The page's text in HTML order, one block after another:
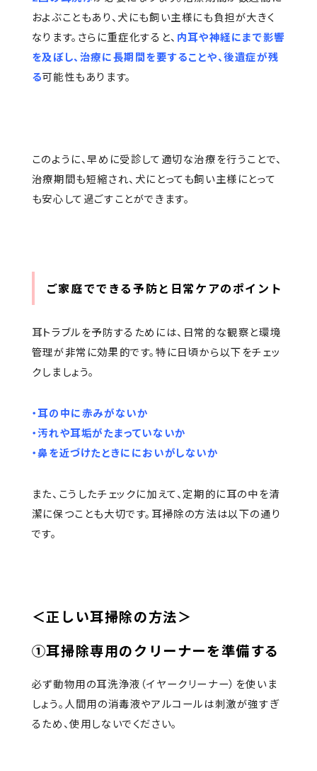
およぶこともあり、犬にも飼い主様にも負担が大きく
なります。さらに重症化すると、 内耳や神経にまで影響
を及ぼし、治療に長期間を要することや、後遺症が残
る可能性もあります。
このように、早めに受診して適切な治療を行うことで、
治療期間も短縮され、犬にとっても飼い主様にとって
も安心して過ごすことができます。
ご家庭でできる予防と日常ケアのポイント
耳トラブルを予防するためには、日常的な観察と環境
管理が非常に効果的です。特に日頃から以下をチェッ
クしましょう。
・耳の中に赤みがないか
・汚れや耳垢がたまっていないか
・鼻を近づけたときににおいがしないか
また、こうしたチェックに加えて、定期的に耳の中を清
潔に保つことも大切です。耳掃除の方法は以下の通り
です。
＜正しい耳掃除の方法＞
①耳掃除専用のクリーナーを準備する
必ず動物用の耳洗浄液（イヤークリーナー）を使いま
しょう。人間用の消毒液やアルコールは刺激が強すぎ
るため、使用しないでください。